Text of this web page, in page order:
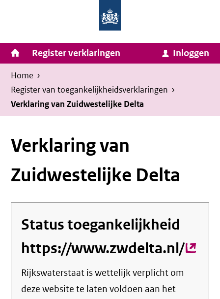
inhoud
van
Zaken
en
Koninkrijksrelaties
Homepage
van
Invulassistent
Toegankelijkheidsverklaring
Toegankelijkheidsverklaring
Hoofdnavigatie
Register verklaringen Inloggen
Kruimelpad
U
bevindt
zich
hier:
Home ›
Register van toegankelijkheids­verklaringen ›
Verklaring van Zuidwestelijke Delta
Verklaring van
Zuidwestelijke Delta
Status toegankelijkheid
https://www.zwdelta.nl/
Rijkswaterstaat is wettelijk verplicht om
deze website te laten voldoen aan het